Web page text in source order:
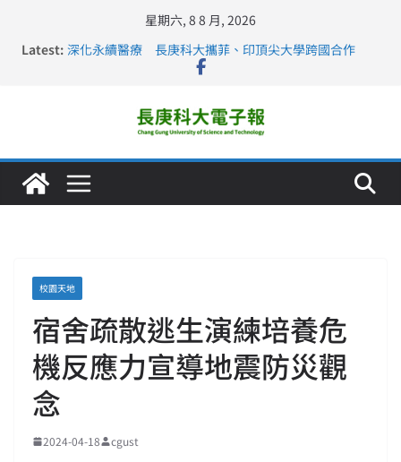
星期六, 8 8 月, 2026
Latest: 深化永續醫療 長庚科大攜菲、印頂尖大學跨國合作
長庚科大訪凱瑟醫療集團、美容學校收穫豐
仁德醫專與長庚科大締結策略聯盟 培育護理尖兵
長庚科大連四年穩居《遠見》醫學大學第5名 辦學實力再
校園天地
宿舍疏散逃生演練培養危
機反應力宣導地震防災觀
念
2024-04-18 cgust